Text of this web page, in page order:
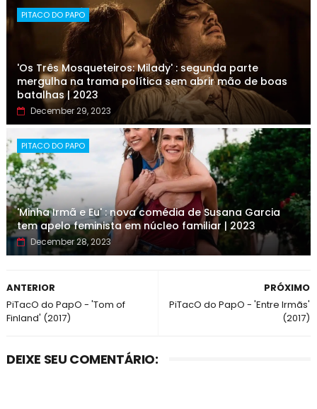
PITACO DO PAPO
'Os Três Mosqueteiros: Milady' : segunda parte
mergulha na trama política sem abrir mão de boas
batalhas | 2023
December 29, 2023
PITACO DO PAPO
'Minha Irmã e Eu' : nova comédia de Susana Garcia
tem apelo feminista em núcleo familiar | 2023
December 28, 2023
PRÓXIMO
PiTacO do PapO - 'Entre Irmãs'
(2017)
ANTERIOR
PiTacO do PapO - 'Tom of
Finland' (2017)
DEIXE SEU COMENTÁRIO: